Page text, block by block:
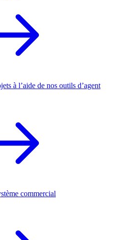
à l’aide de nos outils d’agent
commercial